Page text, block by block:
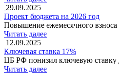
29.09.2025
Проект бюджета на 2026 год
Повышение ежемесячного взноса
Читать далее
12.09.2025
Ключевая ставка 17%
ЦБ РФ понизил ключевую ставку
Читать далее